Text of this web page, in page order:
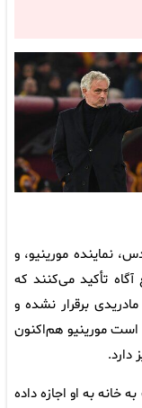
نماینده مورینیو، و
تأکید می‌کنند که
برقرار نشده و
است مورینیو هم‌اکنون
دارد.
خانه به او اجازه داده